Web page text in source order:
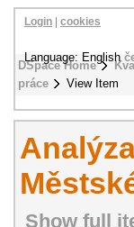
DSpace Home
práce
View Item
Login cookies
Language: English
Show full